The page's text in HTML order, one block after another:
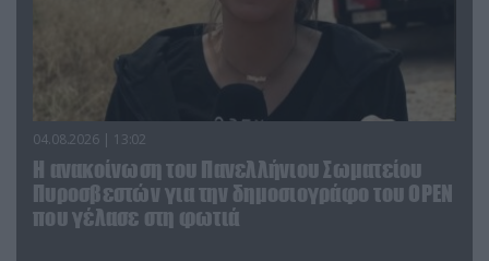
04.08.2026 | 13:02
Η ανακοίνωση του Πανελλήνιου Σωματείου
Πυροσβεστών για την δημοσιογράφο του OPEN
που γέλασε στη φωτιά